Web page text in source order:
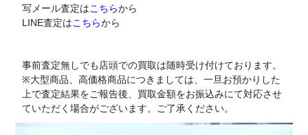
写メール査定はこちらから
LINE査定はこちらから
事前査定無しでも店頭での買取は随時受け付けております。
※大型商品、高価格商品につきましては、一旦お預かりした
上で査定結果をご報告後、買取金額をお振込みにて対応させ
ていただく場合がございます。ご了承ください。